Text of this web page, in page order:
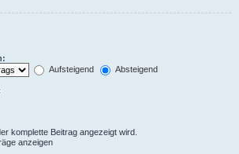
Aufsteigend
Absteigend
komplette Beitrag angezeigt wird.
anzeigen